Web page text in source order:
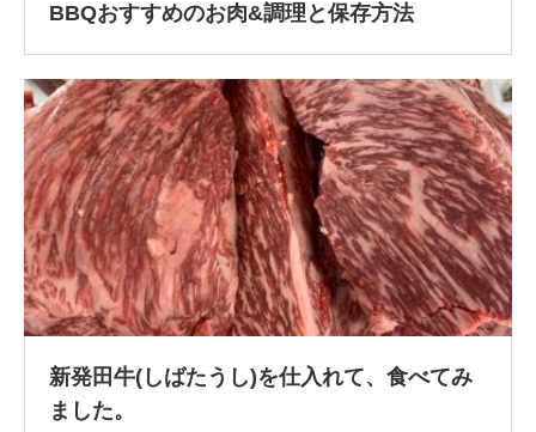
BBQおすすめのお肉&調理と保存方法
新発田牛(しばたうし)を仕入れて、食べてみ
ました。